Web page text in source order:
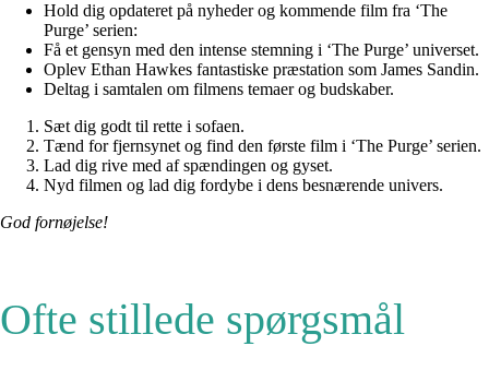
Hold dig opdateret på nyheder og kommende film fra ‘The
Purge’ serien:
Få et gensyn med den intense stemning i ‘The Purge’ universet.
Oplev Ethan Hawkes fantastiske præstation som James Sandin.
Deltag i samtalen om filmens temaer og budskaber.
Sæt dig godt til rette i sofaen.
Tænd for fjernsynet og find den første film i ‘The Purge’ serien.
Lad dig rive med af spændingen og gyset.
Nyd filmen og lad dig fordybe i dens besnærende univers.
God fornøjelse!
Ofte stillede spørgsmål